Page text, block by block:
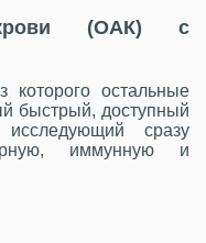
(ОАК) с
которого остальные
быстрый, доступный
сразу
иммунную и